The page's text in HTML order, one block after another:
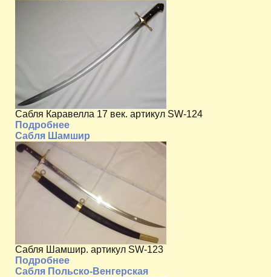
Сабля Каравелла 17 век. артикул SW-124
Подробнее
Сабля Шамшир
Сабля Шамшир. артикул SW-123
Подробнее
Сабля Польско-Венгерская